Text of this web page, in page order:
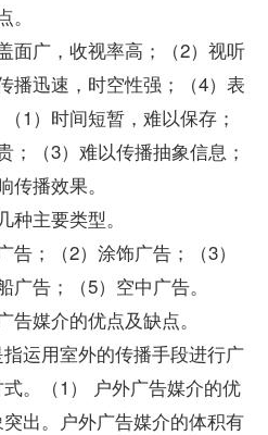
广，收视率高；（2）视听
播迅速，时空性强；（4）表
1）时间短暂，难以保存；
；（3）难以传播抽象信息；
传播效果。
主要类型。
；（2）涂饰广告；（3）
告；（5）空中广告。
媒介的优点及缺点。
运用室外的传播手段进行广
。（1） 户外广告媒介的优
出。户外广告媒介的体积有